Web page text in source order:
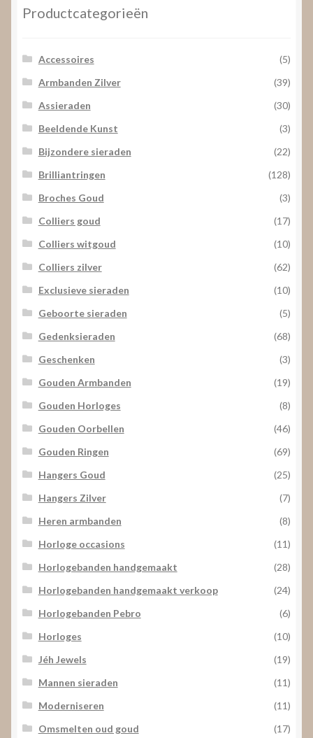
laag
Productcategorieën
Accessoires
(5)
Armbanden Zilver
(39)
Assieraden
(30)
Beeldende Kunst
(3)
Bijzondere sieraden
(22)
Brilliantringen
(128)
Broches Goud
(3)
Colliers goud
(17)
Colliers witgoud
(10)
Colliers zilver
(62)
Exclusieve sieraden
(10)
Geboorte sieraden
(5)
Gedenksieraden
(68)
Geschenken
(3)
Gouden Armbanden
(19)
Gouden Horloges
(8)
Gouden Oorbellen
(46)
Gouden Ringen
(69)
Hangers Goud
(25)
Hangers Zilver
(7)
Heren armbanden
(8)
Horloge occasions
(11)
Horlogebanden handgemaakt
(28)
Horlogebanden handgemaakt verkoop
(24)
Horlogebanden Pebro
(6)
Horloges
(10)
Jéh Jewels
(19)
Mannen sieraden
(11)
Moderniseren
(11)
Omsmelten oud goud
(17)